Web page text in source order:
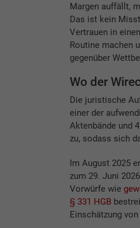
Margen auffällt,
Das ist kein
Vertrauen in
Routine machen
gegenüber
Wo der
Die juristische
einer der
Aktenbände und
zu, sodass sich
Im August 2025
zum 29. Juni
Vorwürfe wie
§ 331 HGB
Einschätzung